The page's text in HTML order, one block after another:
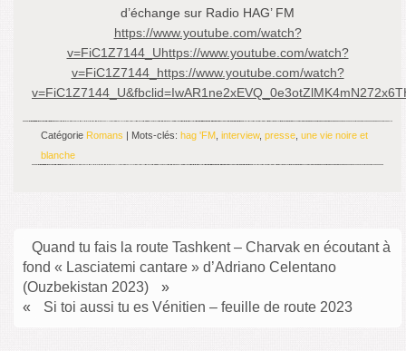
d’échange sur Radio HAG’ FM
https://www.youtube.com/watch?
v=FiC1Z7144_Uhttps://www.youtube.com/watch?
v=FiC1Z7144_https://www.youtube.com/watch?
Catégorie Romans | Mots-clés: hag 'FM interview, presse une vie noire et
blanche
Quand tu fais la route Tashkent – Charvak en écoutant à
fond « Lasciatemi cantare » d’Adriano Celentano
(Ouzbekistan 2023)
»
«
Si toi aussi tu es Vénitien – feuille de route 2023